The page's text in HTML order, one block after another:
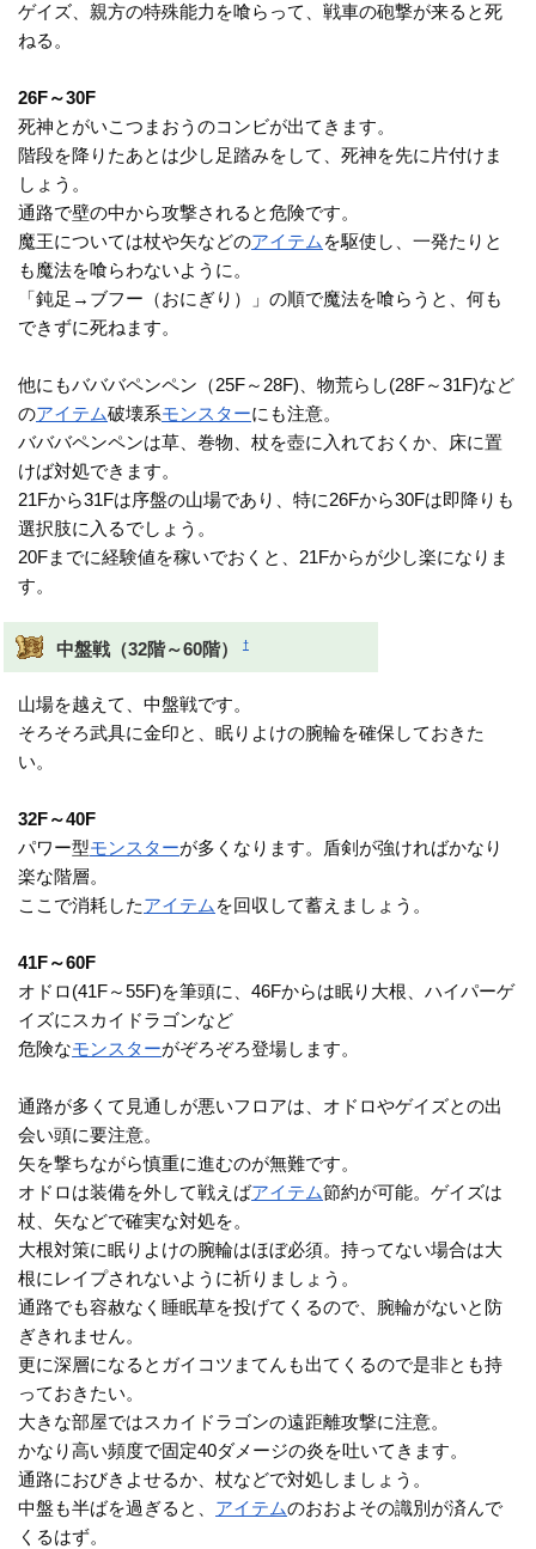
ゲイズ、親方の特殊能力を喰らって、戦車の砲撃が来ると死
ねる。
26F～30F
死神とがいこつまおうのコンビが出てきます。
階段を降りたあとは少し足踏みをして、死神を先に片付けま
しょう。
通路で壁の中から攻撃されると危険です。
魔王については杖や矢などのアイテム を駆使し、一発たりと
も魔法を喰らわないように。
「鈍足→ブフー（おにぎり）」の順で魔法を喰らうと、何も
できずに死ねます。
他にもバババペンペン（25F～28F)、物荒らし(28F～31F)など
のアイテム破壊系モンスターにも注意。
バババペンペンは草、巻物、杖を壺に入れておくか、床に置
けば対処できます。
21Fから31Fは序盤の山場であり、特に26Fから30Fは即降りも
選択肢に入るでしょう。
20Fまでに経験値を稼いでおくと、21Fからが少し楽になりま
す。
中盤戦（32階～60階） †
山場を越えて、中盤戦です。
そろそろ武具に金印と、眠りよけの腕輪を確保しておきた
い。
32F～40F
パワー型モンスターが多くなります。盾剣が強ければかなり
楽な階層。
ここで消耗したアイテム を回収して蓄えましょう。
41F～60F
オドロ(41F～55F)を筆頭に、46Fからは眠り大根、ハイパーゲ
イズにスカイドラゴンなど
危険なモンスターがぞろぞろ登場します。
通路が多くて見通しが悪いフロアは、オドロやゲイズとの出
会い頭に要注意。
矢を撃ちながら慎重に進むのが無難です。
オドロは装備を外して戦えばアイテム節約が可能。ゲイズは
杖、矢などで確実な対処を。
大根対策に眠りよけの腕輪はほぼ必須。持ってない場合は大
根にレイプされないように祈りましょう。
通路でも容赦なく睡眠草を投げてくるので、腕輪がないと防
ぎきれません。
更に深層になるとガイコツまてんも出てくるので是非とも持
っておきたい。
大きな部屋ではスカイドラゴンの遠距離攻撃に注意。
かなり高い頻度で固定40ダメージの炎を吐いてきます。
通路におびきよせるか、杖などで対処しましょう。
中盤も半ばを過ぎると、 アイテムのおおよその識別が済んで
くるはず。